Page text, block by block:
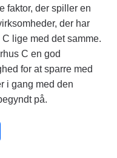
faktor, der spiller en
der har
lige med det samme.
C en god
for at sparre med
i gang med den
på.